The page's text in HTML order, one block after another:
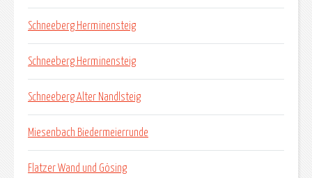
Schneeberg Herminensteig
Schneeberg Herminensteig
Schneeberg Alter Nandlsteig
Miesenbach Biedermeierrunde
Flatzer Wand und Gösing